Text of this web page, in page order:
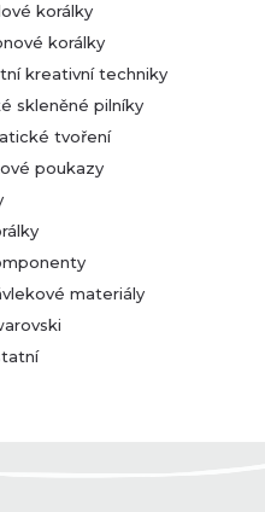
korálky
korálky
kreativní techniky
skleněné pilníky
tvoření
poukazy
materiály